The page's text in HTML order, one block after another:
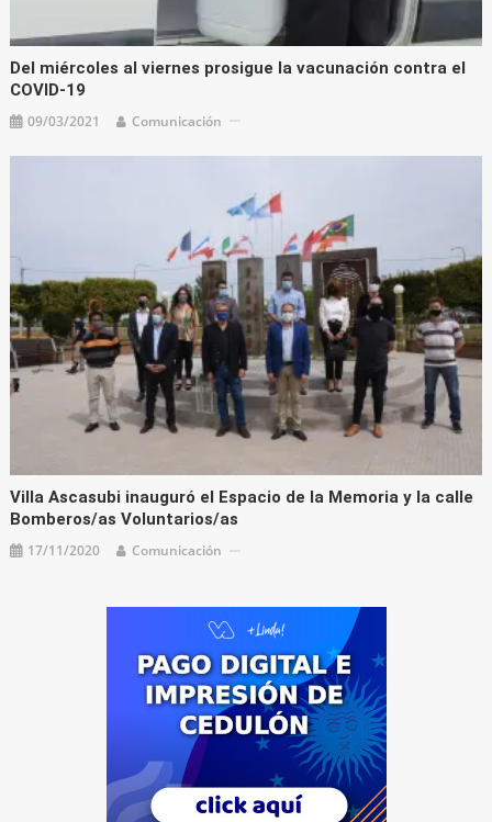
Del miércoles al viernes prosigue la vacunación contra el
COVID-19
09/03/2021 Comunicación
Villa Ascasubi inauguró el Espacio de la Memoria y la calle
Bomberos/as Voluntarios/as
17/11/2020 Comunicación